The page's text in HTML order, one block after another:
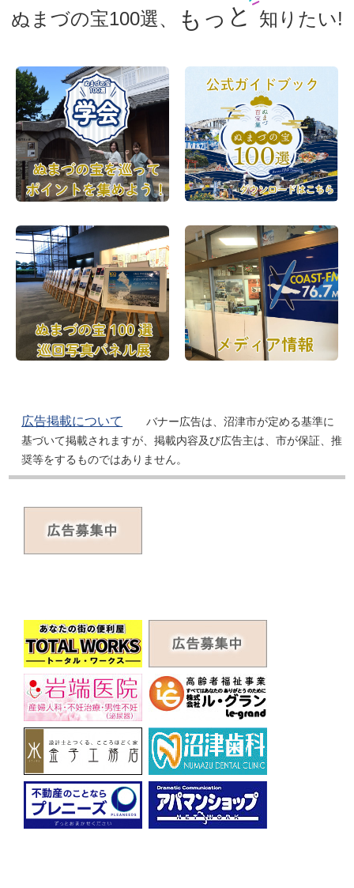
ぬまづの宝100選、 もっと 知りたい!
広告掲載について
バナー広告は、沼津市が定める基準に
基づいて掲載されますが、掲載内容及び広告主は、市が保証、推
奨等をするものではありません。